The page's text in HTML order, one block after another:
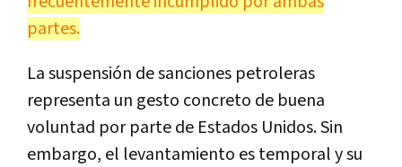
partes.
La suspensión de sanciones petroleras
representa un gesto concreto de buena
voluntad por parte de Estados Unidos. Sin
embargo, el levantamiento es temporal y su